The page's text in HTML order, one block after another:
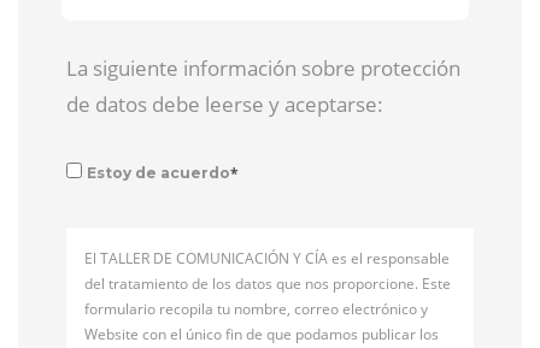
La siguiente información sobre protección
de datos debe leerse y aceptarse:
Estoy de acuerdo*
El TALLER DE COMUNICACIÓN Y CÍA es el responsable
del tratamiento de los datos que nos proporcione. Este
formulario recopila tu nombre, correo electrónico y
Website con el único fin de que podamos publicar los